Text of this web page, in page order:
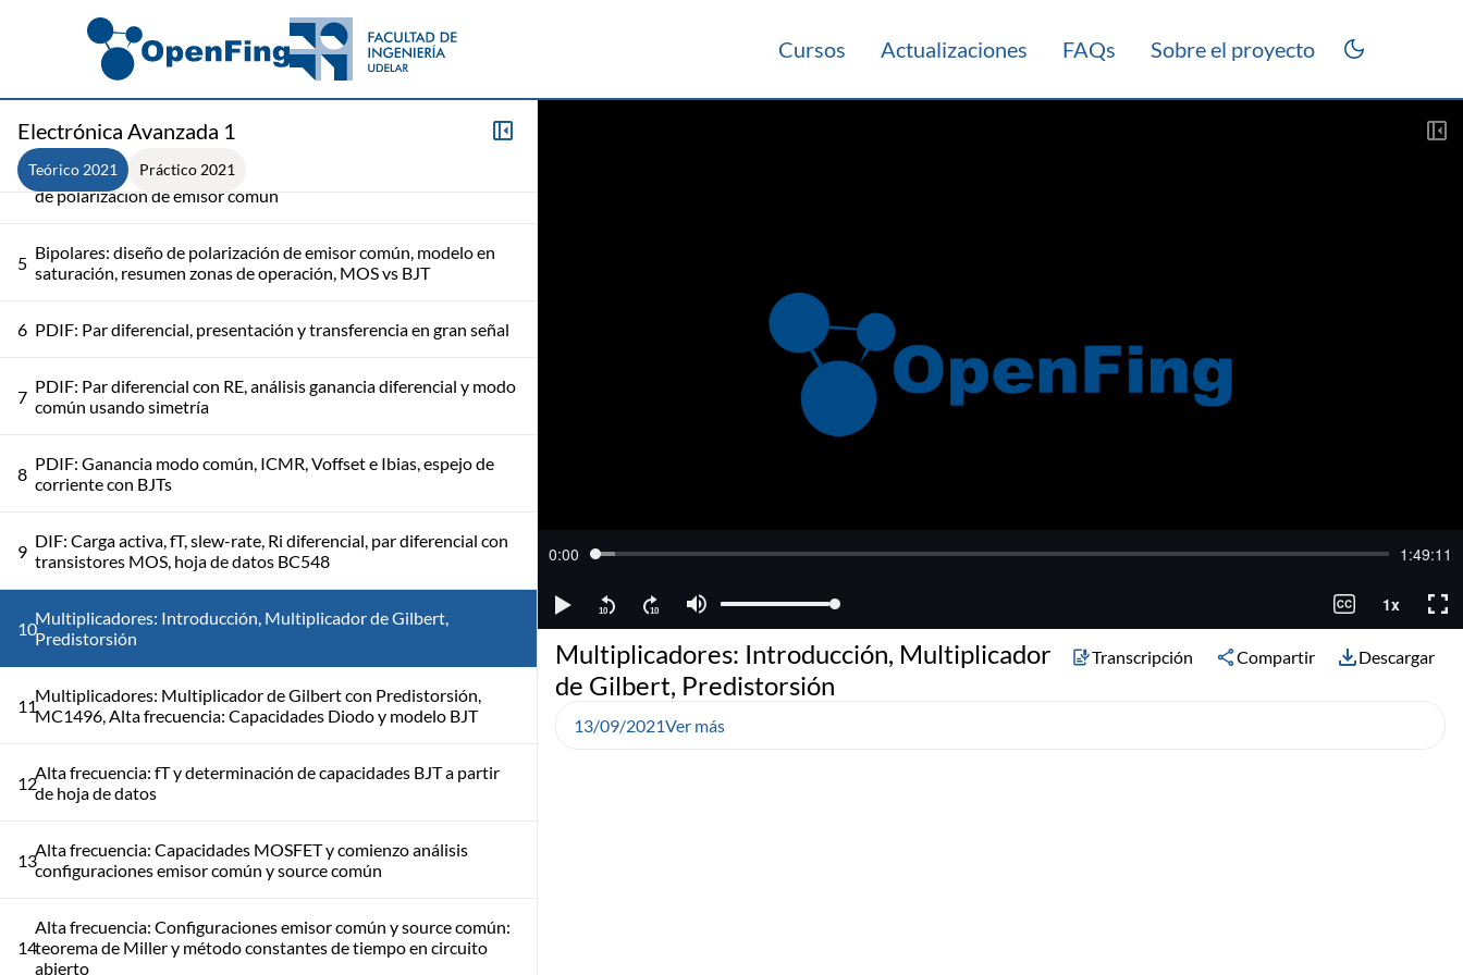
Cursos Actualizaciones FAQs Sobre el proyecto
Electrónica Avanzada 1
Teórico 2021 Práctico 2021
Bipolares - zona activa: operación física, modelo DC (límites y
4 Bipolares: configuraciones básicas, excursión a la salida, diseño
de polarización de emisor común
5 Bipolares: diseño de polarización de emisor común, modelo en
saturación, resumen zonas de operación, MOS vs BJT
6 PDIF: Par diferencial, presentación y transferencia en gran señal
7 PDIF: Par diferencial con RE, análisis ganancia diferencial y modo
común usando simetría
8 PDIF: Ganancia modo común, ICMR, Voffset e Ibias, espejo de
corriente con BJTs
9 DIF: Carga activa, fT, slew-rate, Ri diferencial, par diferencial con
transistores MOS, hoja de datos BC548
10Multiplicadores: Introducción, Multiplicador de Gilbert,
Predistorsión
11Multiplicadores: Multiplicador de Gilbert con Predistorsión,
MC1496, Alta frecuencia: Capacidades Diodo y modelo BJT
12Alta frecuencia: fT y determinación de capacidades BJT a partir
de hoja de datos
13Alta frecuencia: Capacidades MOSFET y comienzo análisis
configuraciones emisor común y source común
14
Alta frecuencia: Configuraciones emisor común y source común:
teorema de Miller y método constantes de tiempo en circuito
abierto
Multiplicadores: Introducción, Multiplicador
de Gilbert, Predistorsión
Transcripción Compartir Descargar
13/09/2021Ver más